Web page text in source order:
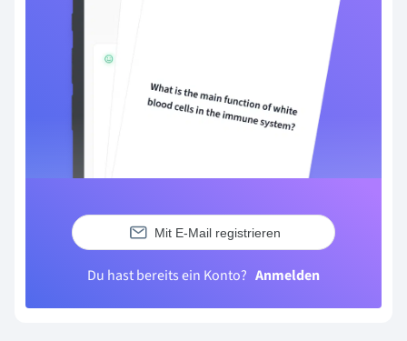
Mit E-Mail registrieren
Du hast bereits ein Konto? Anmelden